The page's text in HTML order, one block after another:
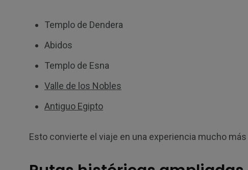
Templo de Dendera
Abidos
Templo de Esna
Valle de los Nobles
Antiguo Egipto
Esto convierte el viaje en una experiencia mucho